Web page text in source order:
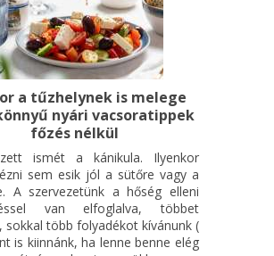
a tűzhelynek is melege
nyári vacsoratippek
főzés nélkül
ismét a kánikula. Ilyenkor
sem esik jól a sütőre vagy a
A szervezetünk a hőség elleni
van elfoglalva, többet
sokkal több folyadékot kívánunk (
is kiinnánk, ha lenne benne elég